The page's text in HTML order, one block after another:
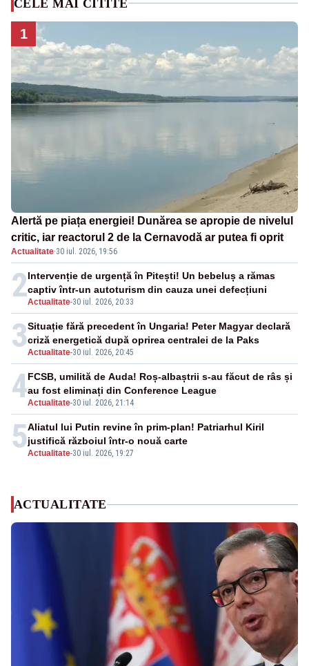
CELE MAI CITITE
1
Alertă pe piața energiei! Dunărea se apropie de nivelul
critic, iar reactorul 2 de la Cernavodă ar putea fi oprit
Actualitate·30 iul. 2026, 19:56
2Actualitate-30 iul. 2026, 20:33
Intervenție de urgență în Pitești! Un bebeluș a rămas
captiv într-un autoturism din cauza unei defecțiuni
3Actualitate-30 iul. 2026, 20:45
Situație fără precedent în Ungaria! Peter Magyar declară
criză energetică după oprirea centralei de la Paks
4Actualitate-30 iul. 2026, 21:14
FCSB, umilită de Auda! Roș-albaștrii s-au făcut de râs și
au fost eliminați din Conference League
5Actualitate-30 iul. 2026, 19:27
Aliatul lui Putin revine în prim-plan! Patriarhul Kiril
justifică războiul într-o nouă carte
ACTUALITATE